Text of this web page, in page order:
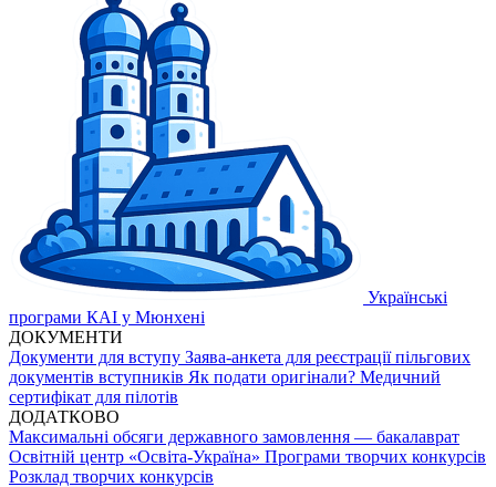
Українські
програми КАІ у Мюнхені
ДОКУМЕНТИ
Документи для вступу Заява-анкета для реєстрації пільгових
документів вступників Як подати оригінали? Медичний
сертифікат для пілотів
ДОДАТКОВО
Максимальні обсяги державного замовлення — бакалаврат
Освітній центр «Освіта-Україна» Програми творчих конкурсів
Розклад творчих конкурсів